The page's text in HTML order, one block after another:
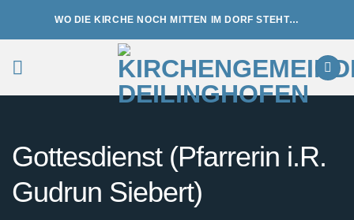
WO DIE KIRCHE NOCH MITTEN IM DORF STEHT…
Gottesdienst (Pfarrerin i.R.
Gudrun Siebert)